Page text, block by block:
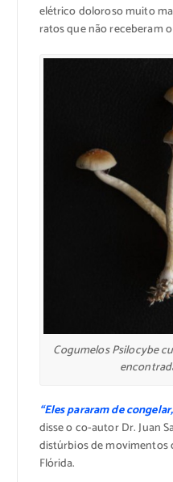
elétrico doloroso muito
ratos que não receberam
Cogumelos Psilocybe
“Eles pararam de
disse o co-autor Dr. Juan
distúrbios de movimentos
Flórida.